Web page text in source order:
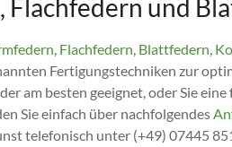
Flachfedern und
, Flachfedern, Blattfedern,
Fertigungstechniken zur
am besten geeignet, oder Sie
Sie einfach über nachfolgendes
telefonisch unter (+49) 07445